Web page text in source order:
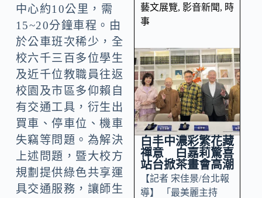
中心約10公里，需
15~20分鐘車程。由
於公車班次稀少，全
校六千三百多位學生
及近千位教職員往返
校園及市區多仰賴自
有交通工具，衍生出
買車、停車位、機車
失竊等問題。為解決
上述問題，暨大校方
規劃提供綠色共享運
具交通服務，讓師生
藝文展覽, 影音新聞, 時
事
白丰中濃彩繁花藏
禪意 白嘉莉驚喜
站台掀茶畫會高潮
【記者 宋佳景/台北報
導】 「最美麗主持